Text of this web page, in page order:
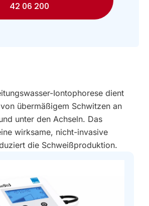
42 06 200
Iontophorese dient
übermäßigem Schwitzen an
unter den Achseln. Das
wirksame, nicht-invasive
die Schweißproduktion.